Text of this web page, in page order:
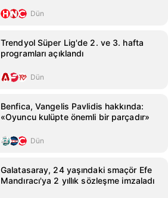
Dün
Trendyol Süper Lig'de 2. ve 3. hafta
programları açıklandı
Dün
Benfica, Vangelis Pavlidis hakkında:
«Oyuncu kulüpte önemli bir parçadır»
Dün
Galatasaray, 24 yaşındaki smaçör Efe
Mandıracı'ya 2 yıllık sözleşme imzaladı